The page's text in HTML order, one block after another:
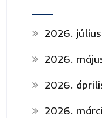
2026. július
2026.
2026.
2026.